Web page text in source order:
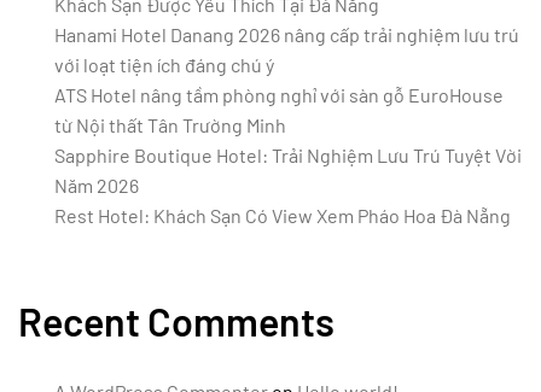
Hanami Hotel Danang 2026 nâng cấp trải nghiệm lưu trú
với loạt tiện ích đáng chú ý
ATS Hotel nâng tầm phòng nghỉ với sàn gỗ EuroHouse
từ Nội thất Tân Trường Minh
Sapphire Boutique Hotel: Trải Nghiệm Lưu Trú Tuyệt Vời
Năm 2026
Rest Hotel: Khách Sạn Có View Xem Pháo Hoa Đà Nẵng
Recent Comments